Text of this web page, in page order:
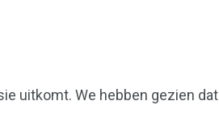
uitkomt. We hebben gezien dat